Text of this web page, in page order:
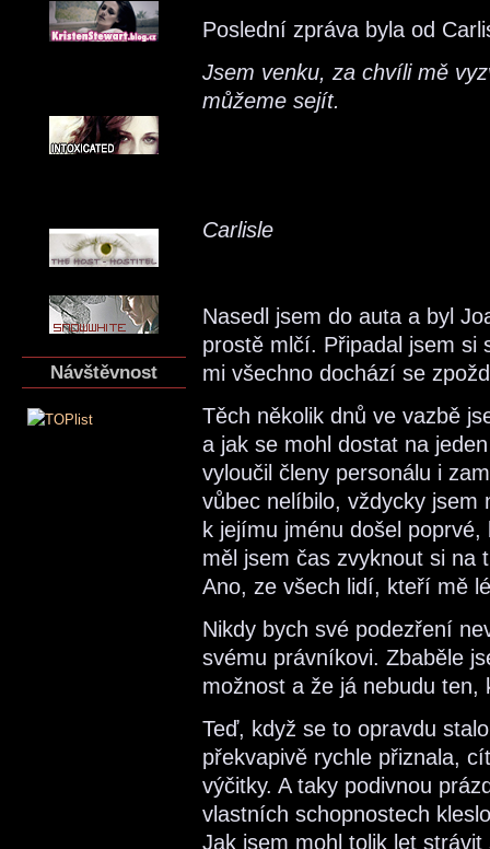
Návštěvnost
Poslední zpráva byla od
Jsem venku, za chvíli mě
můžeme sejít.
Carlisle
Nasedl jsem do auta a byl
prostě mlčí. Připadal jsem si
mi všechno dochází se
Těch několik dnů ve vazbě
a jak se mohl dostat na
vyloučil členy personálu i
vůbec nelíbilo, vždycky jsem
k jejímu jménu došel
měl jsem čas zvyknout si na
Ano, ze všech lidí, kteří mě
Nikdy bych své podezření
svému právníkovi. Zbaběle
možnost a že já nebudu
Teď, když se to opravdu
překvapivě rychle přiznala,
výčitky. A taky podivnou
vlastních schopnostech
Jak jsem mohl tolik let